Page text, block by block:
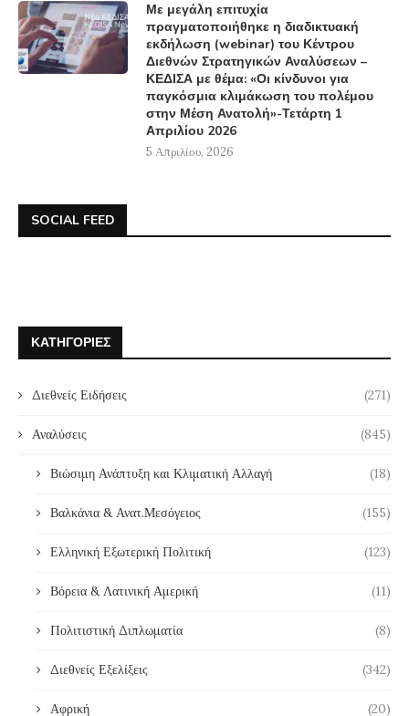
Με μεγάλη επιτυχία
πραγματοποιήθηκε η διαδικτυακή
εκδήλωση (webinar) του Κέντρου
Διεθνών Στρατηγικών Αναλύσεων –
ΚΕΔΙΣΑ με θέμα: «Οι κίνδυνοι για
παγκόσμια κλιμάκωση του πολέμου
στην Μέση Ανατολή»-Τετάρτη 1
Απριλίου 2026
5 Απριλίου, 2026
SOCIAL FEED
ΚΑΤΗΓΟΡΊΕΣ
Διεθνείς Ειδήσεις (271)
Αναλύσεις (845)
Βιώσιμη Ανάπτυξη και Κλιματική Αλλαγή (18)
Βαλκάνια & Ανατ.Μεσόγειος (155)
Ελληνική Εξωτερική Πολιτική (123)
Βόρεια & Λατινική Αμερική (11)
Πολιτιστική Διπλωματία (8)
Διεθνείς Εξελίξεις (342)
Αφρική (20)